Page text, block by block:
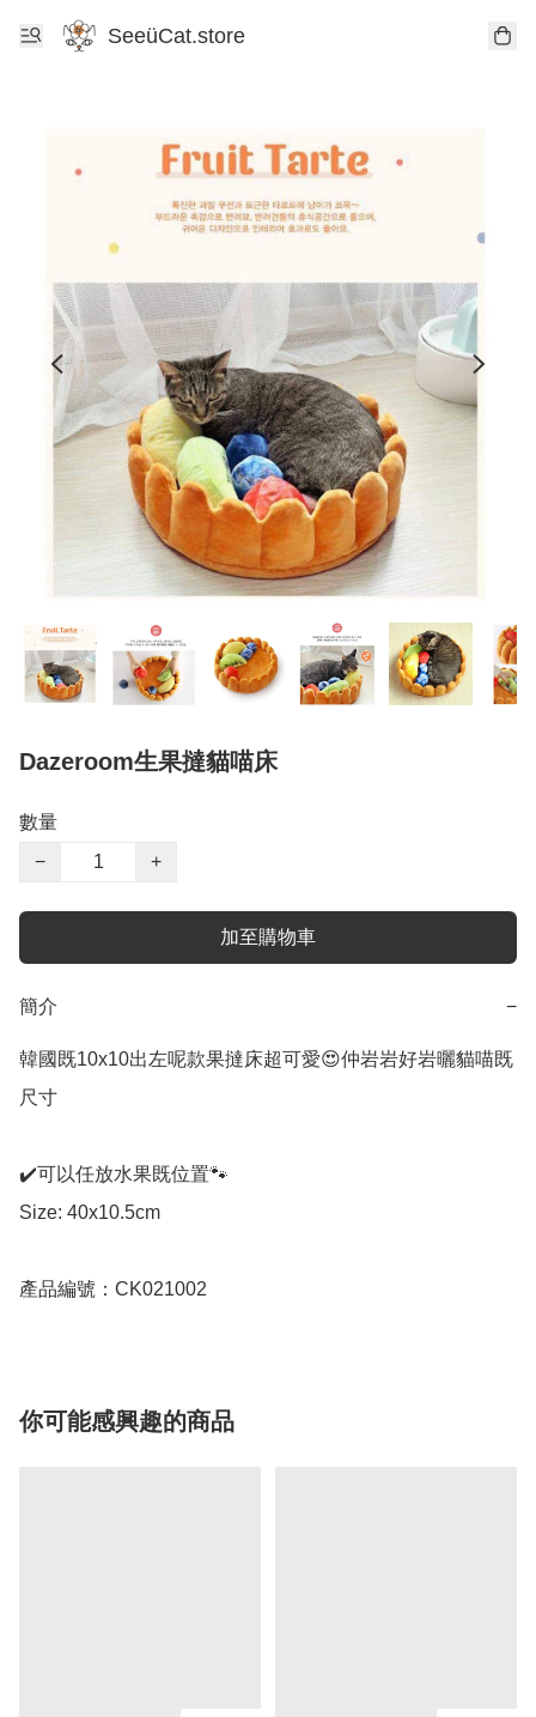
SeeüCat.store
Dazeroom生果撻貓喵床
數量
−
+
加至購物車
簡介 −
韓國既10x10出左呢款果撻床超可愛😍仲岩岩好岩曬貓喵既
尺寸
✔️可以任放水果既位置🐾
Size: 40x10.5cm
產品編號：CK021002
你可能感興趣的商品